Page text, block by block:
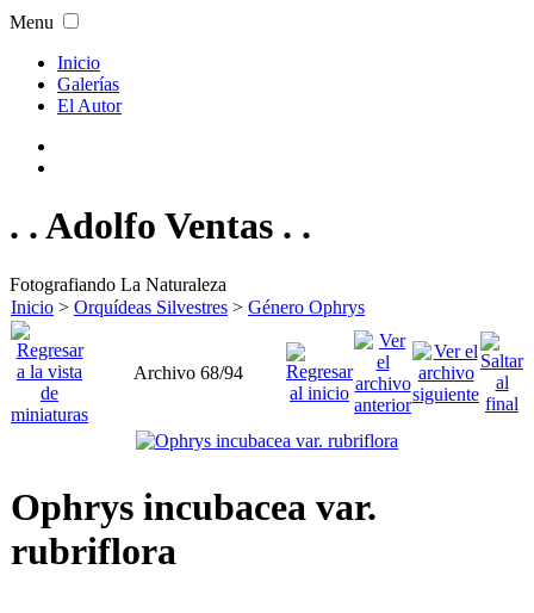
Menu
Inicio
Galerías
El Autor
. . Adolfo Ventas . .
Fotografiando La Naturaleza
Inicio > Orquídeas Silvestres > Género Ophrys
Archivo 68/94
Ophrys incubacea var.
rubriflora